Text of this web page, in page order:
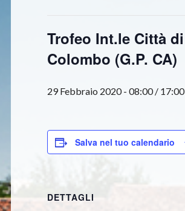
Trofeo Int.le Città di
Colombo (G.P. CA)
29 Febbraio 2020 - 08:00/ 17:00
Salva nel tuo calendario
DETTAGLI